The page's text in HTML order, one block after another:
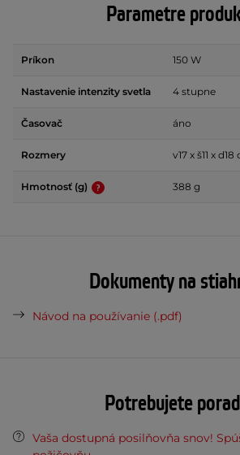
Parametre
Príkon 150 W
Nastavenie intenzity svetla 4 stupne
Časovač áno
Rozmery v17 x š11 x d18
Hmotnosť (g) 388 g
Dokumenty na
Návod na používanie (.pdf)
Potrebujete
Vaša dostupná posilňovňa snov!